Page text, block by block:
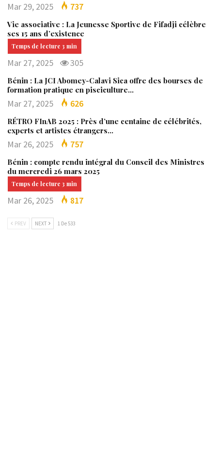
Mar 29, 2025 737
Vie associative : La Jeunesse Sportive de Fifadji célèbre
ses 15 ans d’existence
Mar 27, 2025 305
Bénin : La JCI Abomey-Calavi Sica offre des bourses de
formation pratique en pisciculture…
Mar 27, 2025 626
RÉTRO FInAB 2025 : Près d’une centaine de célébrités,
experts et artistes étrangers…
Mar 26, 2025 757
Bénin : compte rendu intégral du Conseil des Ministres
du mercredi 26 mars 2025
Mar 26, 2025 817
PREV NEXT 1 De 533